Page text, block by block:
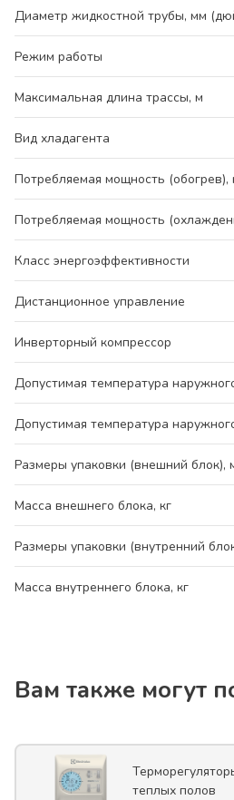
Диаметр жидкостной трубы, мм
Режим работы
Максимальная длина трассы, м
Вид хладагента
Потребляемая мощность (обогрев),
Потребляемая мощность
Класс энергоэффективности
Дистанционное управление
Инверторный компрессор
Допустимая температура
Допустимая температура
Размеры упаковки (внешний блок),
Масса внешнего блока, кг
Размеры упаковки (внутренний
Масса внутреннего блока, кг
Вам также могут
теплых полов